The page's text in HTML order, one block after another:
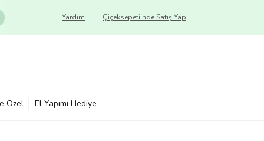
Çiçeksepeti'nde Satış Yap
Yardım
Özel El Yapımı Hediye